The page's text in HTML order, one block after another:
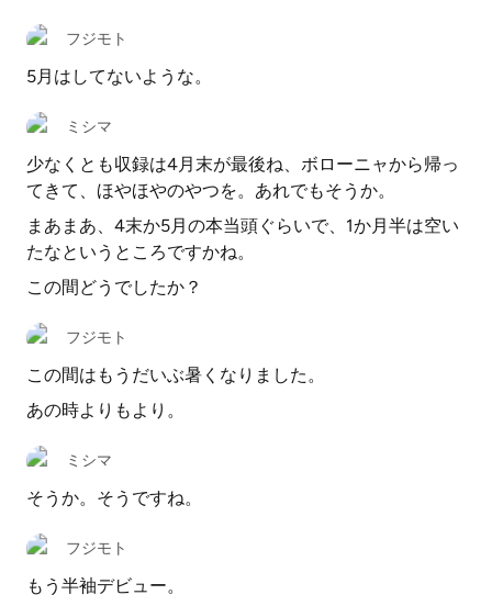
フジモト
5月はしてないような。
ミシマ
少なくとも収録は4月末が最後ね、ボローニャから帰っ
てきて、ほやほやのやつを。あれでもそうか。
まあまあ、4末か5月の本当頭ぐらいで、1か月半は空い
たなというところですかね。
この間どうでしたか？
フジモト
この間はもうだいぶ暑くなりました。
あの時よりもより。
ミシマ
そうか。そうですね。
フジモト
もう半袖デビュー。